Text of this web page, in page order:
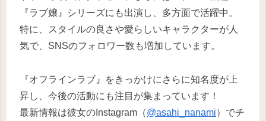
『ラブ嬢』シリーズにも出演し、多方面で活躍中。
特に、スタイルの良さや愛らしいキャラクターが人
気で、SNSのフォロワー数も増加しています。
『オフラインラブ』をきっかけにさらに知名度が上
昇し、今後の活動にも注目が集まっています！
最新情報は彼女のInstagram（@asahi_nanami）でチ